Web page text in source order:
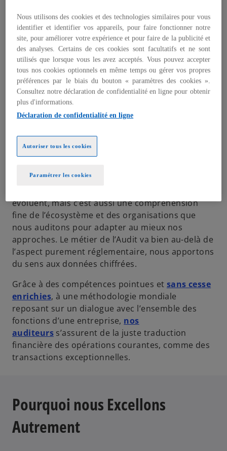
L'Audit est notre métier historique. Notre
expertise dans ce domaine a construit notre
renommée à travers le monde.
Chez KPMG, l’Audit est une affaire de
transparenceet deconfiance. Dans un
environnement en perpétuelle évolution, nous
sommes garants de la qualité de l’information
relative auxperformances financières et extra-
financièresde nos clients.
enjeux, des opportunités et des risques de nos
évoluent, mais c’est aussi une compréhension
fine de l’écosystème et des organisations que
nous auditons pour adapter au mieux nos
approches. Le métier de l’Audit va bien au-delà de
l’aspect purement réglementaire, nous apportons
du sens aux données chiffrées.
Grâce à des compétences pointues et sans cesse
enrichies, à une méthodologie mondiale
reposant sur un dialogue avec l’ensemble des
fonctions d’une entreprise, nos
auditeurss’assurent de la juste traduction
financière des opérations courantes, comme des
transactions exceptionnelles.
Pourquoi nous Excellons
Autrement
Nous utilisons des cookies et des technologies similaires pour vous
identifier et identifier vos appareils, pour faire fonctionner notre
site, pour améliorer votre expérience et pour faire de la publicité et
des analyses. Certains de ces cookies sont facultatifs et ne sont
utilisés que lorsque vous les avez acceptés. Vous pouvez accepter
tous nos cookies optionnels en même temps ou gérer vos propres
préférences par le biais du bouton « paramètres des cookies ».
Consultez notre déclaration de confidentialité en ligne pour obtenir
plus d'informations.
Déclaration de confidentialité en ligne
Paramétrer les cookies
Autoriser tous les cookies